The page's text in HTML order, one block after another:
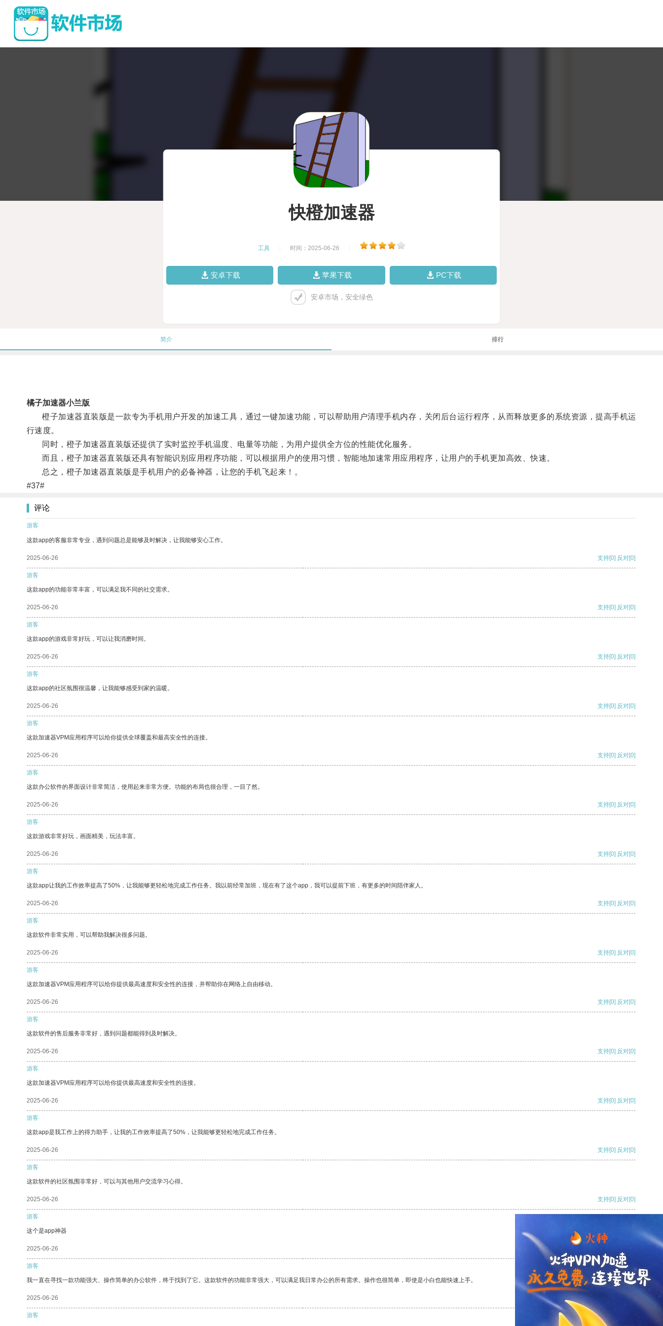
快橙加速器
工具 时间：2025-06-26
安卓下载 苹果下载 PC下载
安卓市场，安全绿色
简介 排行
橘子加速器小兰版
橙子加速器直装版是一款专为手机用户开发的加速工具，通过一键加速功能，可以帮助用户清理手机内存，关闭后台运行程序，从而释放更多的系统资源，提高手机运
行速度。
同时，橙子加速器直装版还提供了实时监控手机温度、电量等功能，为用户提供全方位的性能优化服务。
而且，橙子加速器直装版还具有智能识别应用程序功能，可以根据用户的使用习惯，智能地加速常用应用程序，让用户的手机更加高效、快速。
总之，橙子加速器直装版是手机用户的必备神器，让您的手机飞起来！。
#37#
评论
游客
这款app的客服非常专业，遇到问题总是能够及时解决，让我能够安心工作。
2025-06-26 支持[0] 反对[0]
游客
这款app的功能非常丰富，可以满足我不同的社交需求。
2025-06-26 支持[0] 反对[0]
游客
这款app的游戏非常好玩，可以让我消磨时间。
2025-06-26 支持[0] 反对[0]
游客
这款app的社区氛围很温馨，让我能够感受到家的温暖。
2025-06-26 支持[0] 反对[0]
游客
这款加速器VPM应用程序可以给你提供全球覆盖和最高安全性的连接。
2025-06-26 支持[0] 反对[0]
游客
这款办公软件的界面设计非常简洁，使用起来非常方便。功能的布局也很合理，一目了然。
2025-06-26 支持[0] 反对[0]
游客
这款游戏非常好玩，画面精美，玩法丰富。
2025-06-26 支持[0] 反对[0]
游客
这款app让我的工作效率提高了50%，让我能够更轻松地完成工作任务。我以前经常加班，现在有了这个app，我可以提前下班，有更多的时间陪伴家人。
2025-06-26 支持[0] 反对[0]
游客
这款软件非常实用，可以帮助我解决很多问题。
2025-06-26 支持[0] 反对[0]
游客
这款加速器VPM应用程序可以给你提供最高速度和安全性的连接，并帮助你在网络上自由移动。
2025-06-26 支持[0] 反对[0]
游客
这款软件的售后服务非常好，遇到问题都能得到及时解决。
2025-06-26 支持[0] 反对[0]
游客
这款加速器VPM应用程序可以给你提供最高速度和安全性的连接。
2025-06-26 支持[0] 反对[0]
游客
这款app是我工作上的得力助手，让我的工作效率提高了50%，让我能够更轻松地完成工作任务。
2025-06-26 支持[0] 反对[0]
游客
这款软件的社区氛围非常好，可以与其他用户交流学习心得。
2025-06-26 支持[0] 反对[0]
游客
这个是app神器
2025-06-26
游客
我一直在寻找一款功能强大、操作简单的办公软件，终于找到了它。这款软件的功能非常强大，可以满足我日常办公的所有需求。操作也很简单，即使是小白也能快速上手。
2025-06-26 反对
游客